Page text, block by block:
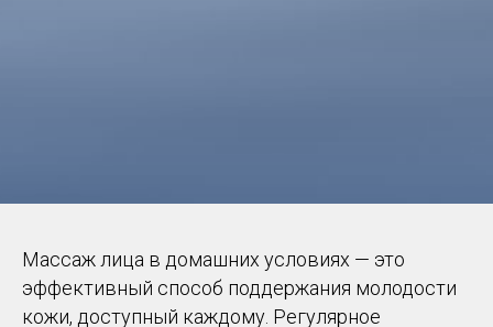
Массаж лица в домашних условиях — это
эффективный способ поддержания молодости
кожи, доступный каждому. Регулярное